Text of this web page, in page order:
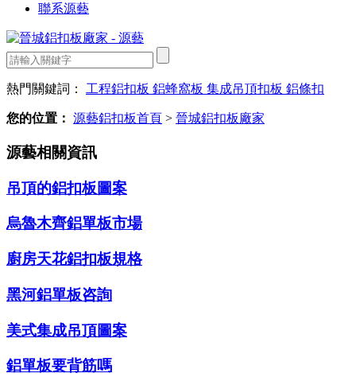
聯系源藝
熱門關鍵詞： 工程鋁扣板 鋁蜂窩板 集成吊頂扣板 鋁條扣
您的位置： 源藝鋁扣板首頁 > 晉城鋁扣板廠家
源藝相關資訊
吊頂的鋁扣板圖案
烏魯木齊鋁單板市場
廚房天花鋁扣板規格
黑河鋁單板咨詢
美式集成吊頂圖案
鋁單板要背筋嗎